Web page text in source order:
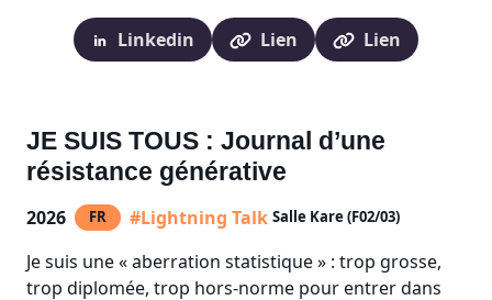
Linkedin Lien Lien
JE SUIS TOUS : Journal d’une
résistance générative
2026 FR #Lightning Talk Salle Kare (F02/03)
Je suis une « aberration statistique » : trop grosse,
trop diplomée, trop hors-norme pour entrer dans